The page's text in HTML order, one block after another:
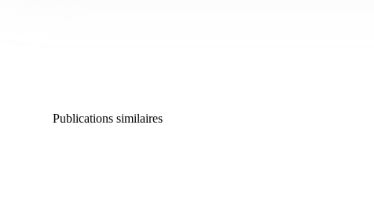
Publications similaires